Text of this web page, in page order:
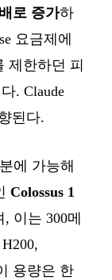
로 증가하
요금제에
제한하던 피
. Claude
된다.
에 가능해
Colossus 1
이는 300메
용량은 한